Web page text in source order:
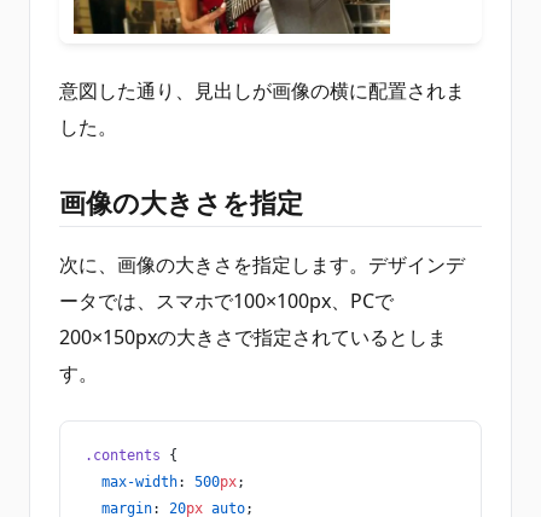
意図した通り、見出しが画像の横に配置されま
した。
画像の大きさを指定
次に、画像の大きさを指定します。デザインデ
ータでは、スマホで100×100px、PCで
200×150pxの大きさで指定されているとしま
す。
.contents {
  max-width
: 500px;
  margin
: 20px auto;